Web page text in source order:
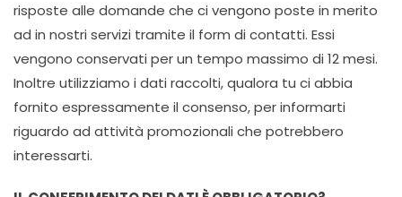
risposte alle domande che ci vengono poste in merito
ad in nostri servizi tramite il form di contatti. Essi
vengono conservati per un tempo massimo di 12 mesi.
Inoltre utilizziamo i dati raccolti, qualora tu ci abbia
fornito espressamente il consenso, per informarti
riguardo ad attività promozionali che potrebbero
interessarti.